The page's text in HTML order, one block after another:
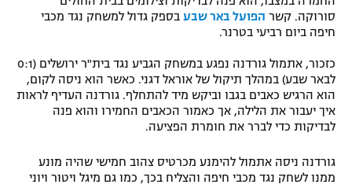
תקנון משתתפים וזוכים בפרסים
תקנון עבור פעילות ספורט 1 – "מרלן"
טניס
גיימינג E-Sports
תנאי שימוש
מדיניות פרטיות
פוטבול אמריקאי NFL
בייסבול MLB
ספורט אתגרי ואקסטרים
סורוקה. קשר הפועל באר שבע בספק גדול למשחק נגד מכבי
חיפה ביום רביעי בטרנר.
כזכור, אתמול גורדנה נפגע במשחק הגביע נגד בית"ר ירושלים (0:1
לבאר שבע) במהלך תיקול של אוראל דגני. כאשר הוא ניסה לקום,
הוא הרגיש כאבים בגבו וביקש מיד להתחלף. גורדנה העדיף לראות
איך יעבור את הלילה, אך כאמור הכאבים החמירו והוא פנה
לבדיקות כדי לברר את חומרת הפציעה.
גורדנה ניסה אתמול להימנע מכרטיס צהוב חמישי שהיה מונע
ממנו לשחק נגד מכבי חיפה והצליח בכך, כמו גם מיגל ויטור ויוני